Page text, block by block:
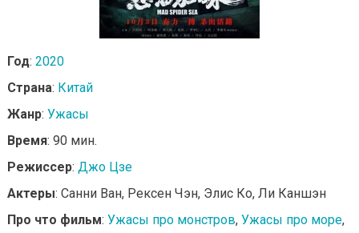
Год: 2020
Страна: Китай
Жанр: Ужасы
Время: 90 мин.
Режиссер: Джо Цзе
Актеры: Санни Ван, Рексен Чэн, Элис Ко, Ли Каншэн
Про что фильм: Ужасы про монстров, Ужасы про море,